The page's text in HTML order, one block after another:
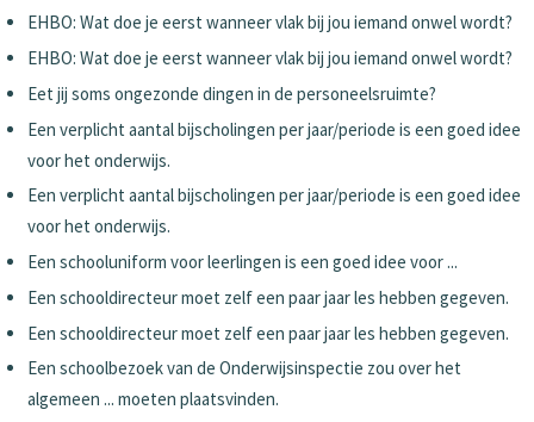
EHBO: Wat doe je eerst wanneer vlak bij jou iemand onwel wordt?
EHBO: Wat doe je eerst wanneer vlak bij jou iemand onwel wordt?
Eet jij soms ongezonde dingen in de personeelsruimte?
Een verplicht aantal bijscholingen per jaar/periode is een goed idee
voor het onderwijs.
Een verplicht aantal bijscholingen per jaar/periode is een goed idee
voor het onderwijs.
Een schooluniform voor leerlingen is een goed idee voor ...
Een schooldirecteur moet zelf een paar jaar les hebben gegeven.
Een schooldirecteur moet zelf een paar jaar les hebben gegeven.
Een schoolbezoek van de Onderwijsinspectie zou over het
algemeen ... moeten plaatsvinden.